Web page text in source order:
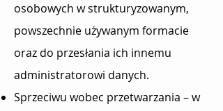
osobowych w strukturyzowanym,
powszechnie używanym formacie
oraz do przesłania ich innemu
administratorowi danych.
Sprzeciwu wobec przetwarzania – w